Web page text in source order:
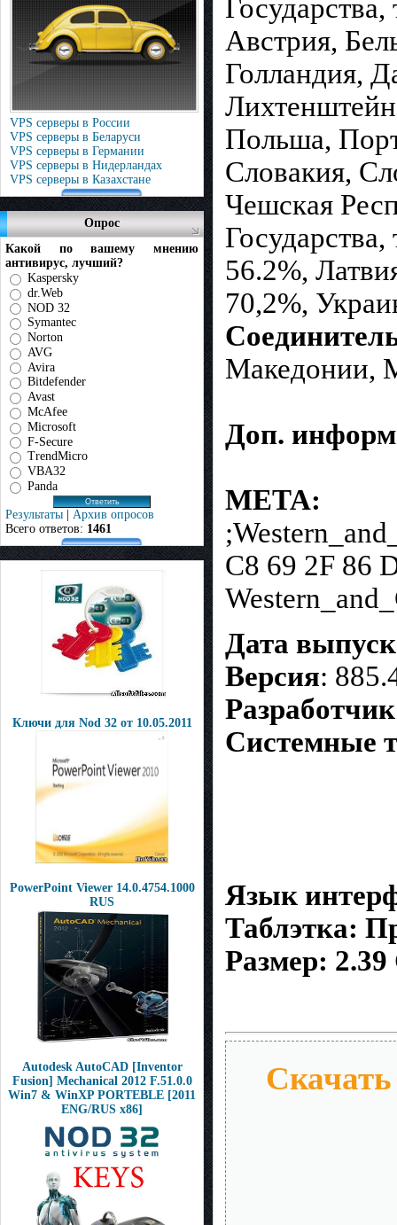
VPS серверы в России
VPS серверы в Беларуси
VPS серверы в Германии
VPS серверы в Нидерландах
VPS серверы в Казахстане
Опрос
Какой по вашему мнению
антивирус, лучший?
Kaspersky
dr.Web
NOD 32
Symantec
Norton
AVG
Avira
Bitdefender
Avast
McAfee
Microsoft
F-Secure
TrendMicro
VBA32
Panda
Результаты | Архив опросов
Всего ответов: 1461
Ключи для Nod 32 от 10.05.2011
PowerPoint Viewer 14.0.4754.1000
RUS
Autodesk AutoCAD [Inventor
Fusion] Mechanical 2012 F.51.0.0
Win7 & WinXP PORTEBLE [2011
ENG/RUS x86]
Австрия,
Голландия,
Польша,
Словакия,
Чешская
56.2%,
70,2%,
Македонии,
Доп.
META:
C8 69 2F 86
Дата
Версия:
Системные
Язык
Таблэтка:
Размер: 2.39